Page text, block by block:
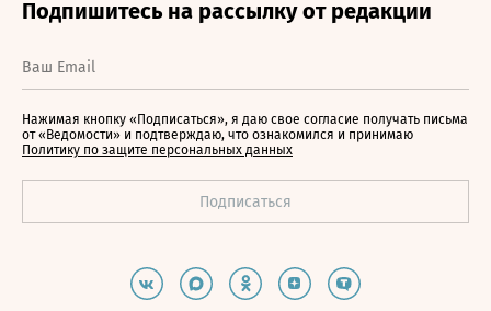
Нажимая кнопку «Подписаться», я даю свое согласие получать письма
от «Ведомости» и подтверждаю, что ознакомился и принимаю
Политику по защите персональных данных